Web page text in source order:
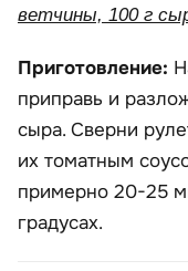
ветчины, 100 г
Приготовление:
приправь и
сыра. Сверни
их томатным
примерно 20-25
градусах.